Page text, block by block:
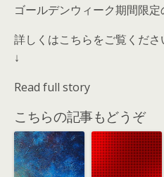
ゴールデンウィーク期間限定
詳しくはこちらをご覧くださ
↓
Read full story
こちらの記事もどうぞ